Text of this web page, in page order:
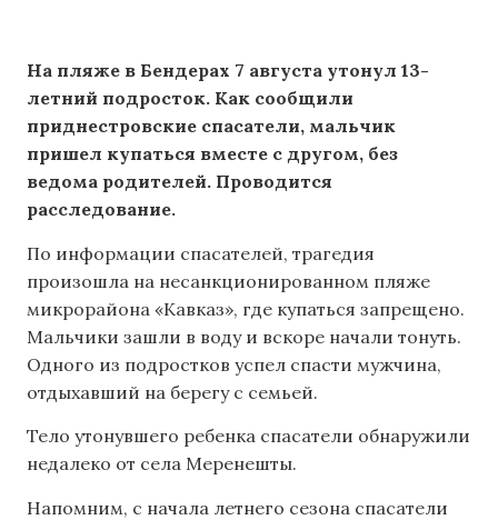
На пляже в Бендерах 7 августа утонул 13-
летний подросток. Как сообщили
приднестровские спасатели, мальчик
пришел купаться вместе с другом, без
ведома родителей. Проводится
расследование.
По информации спасателей, трагедия
произошла на несанкционированном пляже
микрорайона «Кавказ», где купаться запрещено.
Мальчики зашли в воду и вскоре начали тонуть.
Одного из подростков успел спасти мужчина,
отдыхавший на берегу с семьей.
Тело утонувшего ребенка спасатели обнаружили
недалеко от села Меренешты.
Напомним, с начала летнего сезона спасатели